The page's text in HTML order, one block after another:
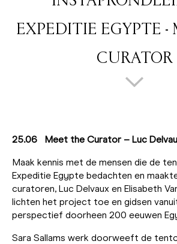
EXPEDITIE EGYPTE -
CURATOR
25.06 Meet the Curator – Luc
Maak kennis met de mensen die de
Expeditie Egypte bedachten en
curatoren, Luc Delvaux en Elisabeth
lichten het project toe en gidsen
perspectief doorheen 200 eeuwen
Sara Sallams werk doorweeft de